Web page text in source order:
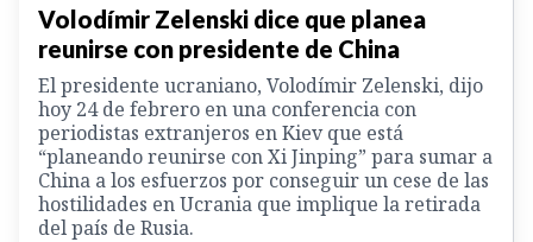
Volodímir Zelenski dice que planea
reunirse con presidente de China
El presidente ucraniano, Volodímir Zelenski, dijo
hoy 24 de febrero en una conferencia con
periodistas extranjeros en Kiev que está
“planeando reunirse con Xi Jinping” para sumar a
China a los esfuerzos por conseguir un cese de las
hostilidades en Ucrania que implique la retirada
del país de Rusia.